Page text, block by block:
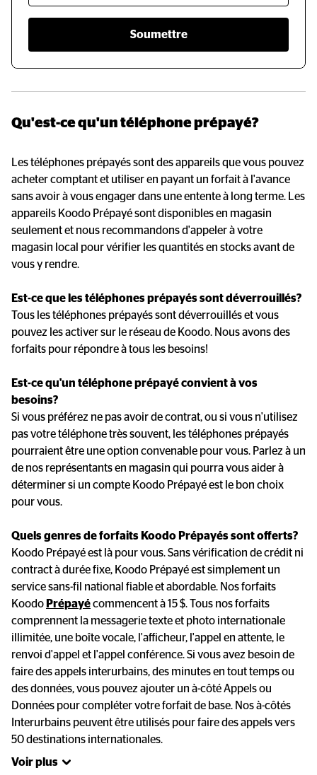
Soumettre
Qu'est-ce qu'un téléphone prépayé?
Les téléphones prépayés sont des appareils que vous pouvez
acheter comptant et utiliser en payant un forfait à l'avance
sans avoir à vous engager dans une entente à long terme. Les
appareils Koodo Prépayé sont disponibles en magasin
seulement et nous recommandons d'appeler à votre
magasin local pour vérifier les quantités en stocks avant de
vous y rendre.
Est-ce que les téléphones prépayés sont déverrouillés?
Tous les téléphones prépayés sont déverrouillés et vous
pouvez les activer sur le réseau de Koodo. Nous avons des
forfaits pour répondre à tous les besoins!
Est-ce qu'un téléphone prépayé convient à vos
besoins?
Si vous préférez ne pas avoir de contrat, ou si vous n'utilisez
pas votre téléphone très souvent, les téléphones prépayés
pourraient être une option convenable pour vous. Parlez à un
de nos représentants en magasin qui pourra vous aider à
déterminer si un compte Koodo Prépayé est le bon choix
pour vous.
Quels genres de forfaits Koodo Prépayés sont offerts?
Koodo Prépayé est là pour vous. Sans vérification de crédit ni
contract à durée fixe, Koodo Prépayé est simplement un
service sans-fil national fiable et abordable. Nos forfaits
Koodo Prépayé commencent à 15 $. Tous nos forfaits
comprennent la messagerie texte et photo internationale
illimitée, une boîte vocale, l'afficheur, l'appel en attente, le
renvoi d'appel et l'appel conférence. Si vous avez besoin de
faire des appels interurbains, des minutes en tout temps ou
des données, vous pouvez ajouter un à-côté Appels ou
Données pour compléter votre forfait de base. Nos à-côtés
Interurbains peuvent être utilisés pour faire des appels vers
50 destinations internationales.
Voir plus